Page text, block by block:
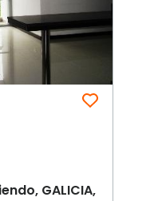
GALICIA,